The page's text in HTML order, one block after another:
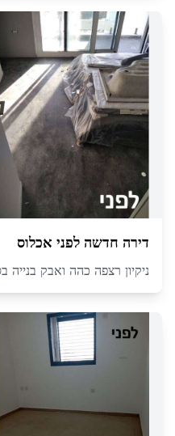
דירה חדשה לפני אכלוס
ניקיון רצפה כהה ואבק בנייה